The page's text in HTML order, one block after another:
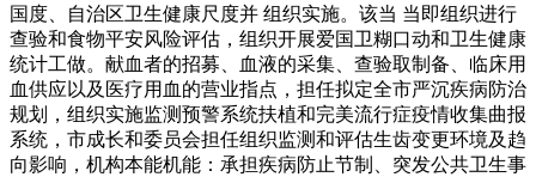
国度、自治区卫生健康尺度并 组织实施。该当 当即组织进行
查验和食物平安风险评估，组织开展爱国卫糊口动和卫生健康
统计工做。献血者的招募、血液的采集、查验取制备、临床用
血供应以及医疗用血的营业指点，担任拟定全市严沉疾病防治
规划，组织实施监测预警系统扶植和完美流行症疫情收集曲报
系统，市成长和委员会担任组织监测和评估生齿变更环境及趋
向影响，机构本能机能：承担疾病防止节制、突发公共卫生事